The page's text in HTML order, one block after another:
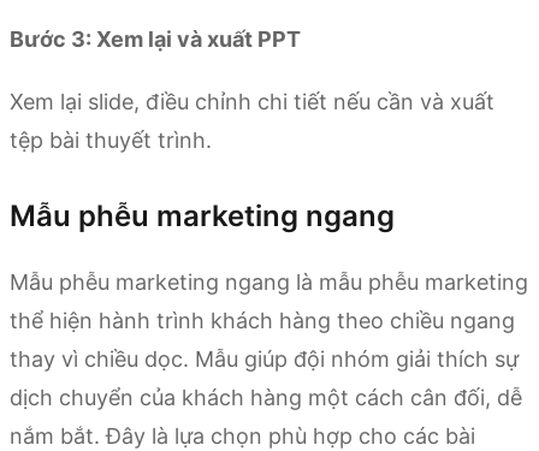
Bước 3: Xem lại và xuất PPT
Xem lại slide, điều chỉnh chi tiết nếu cần và xuất
tệp bài thuyết trình.
Mẫu phễu marketing ngang
Mẫu phễu marketing ngang là mẫu phễu marketing
thể hiện hành trình khách hàng theo chiều ngang
thay vì chiều dọc. Mẫu giúp đội nhóm giải thích sự
dịch chuyển của khách hàng một cách cân đối, dễ
nắm bắt. Đây là lựa chọn phù hợp cho các bài